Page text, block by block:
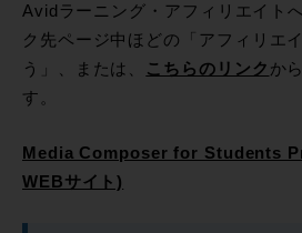
Avidラーニング・アフィリエイト
ク先ページ中ほどの「アフィリエ
う」、または、
こちらのリンク か
す。
Media Composer for Students
WEBサイト)